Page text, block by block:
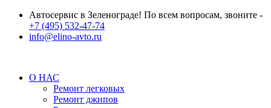
Автосервис в Зеленограде! По всем вопросам, звоните -
+7 (495) 532-47-74
info@elino-avto.ru
О НАС
Ремонт легковых
Ремонт джипов